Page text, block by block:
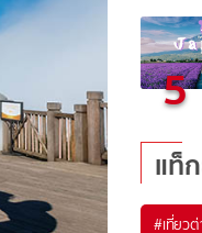
5
แท็
#เที่ยวต่